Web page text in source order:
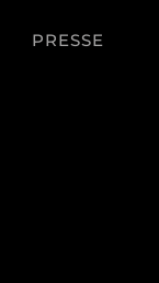
PRESSE